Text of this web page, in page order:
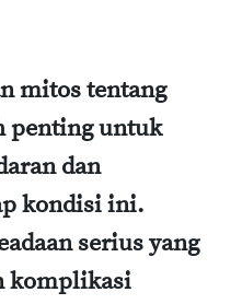
mitos tentang
penting untuk
dan
kondisi ini.
serius yang
komplikasi